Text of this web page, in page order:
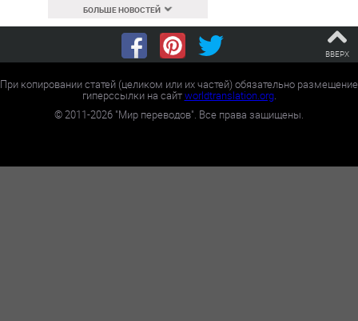
БОЛЬШЕ НОВОСТЕЙ
ВВЕРХ
При копировании статей (целиком или их частей) обязательно размещение
гиперссылки на сайтworldtranslation.org.
©2011-2026 "Мир переводов". Все права защищены.